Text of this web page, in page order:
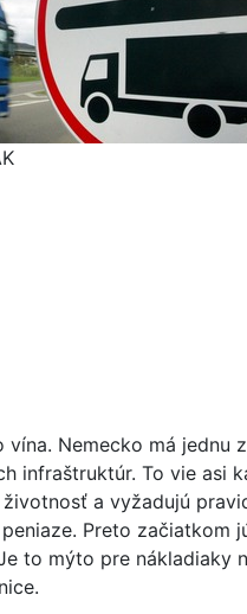
vína. Nemecko má jednu z
infraštruktúr. To vie asi
a vyžadujú
Preto začiatkom
to mýto pre nákladiaky